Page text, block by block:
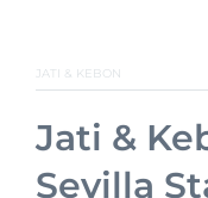
JATI & KEBON
Jati &
Sevilla